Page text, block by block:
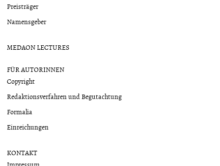
Preisträger
Namensgeber
MEDAON LECTURES
FÜR AUTORINNEN
Copyright
Redaktionsverfahren und Begutachtung
Formalia
Einreichungen
KONTAKT